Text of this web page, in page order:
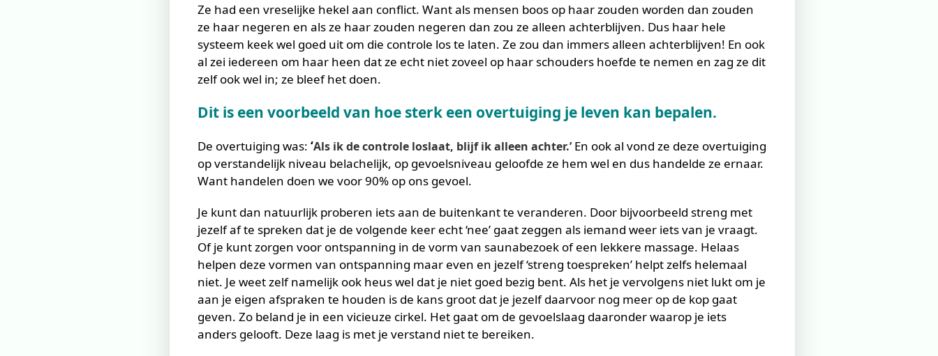
Ze had een vreselijke hekel aan conflict. Want als mensen boos op haar zouden worden dan zouden
ze haar negeren en als ze haar zouden negeren dan zou ze alleen achterblijven. Dus haar hele
systeem keek wel goed uit om die controle los te laten. Ze zou dan immers alleen achterblijven! En ook
al zei iedereen om haar heen dat ze echt niet zoveel op haar schouders hoefde te nemen en zag ze dit
zelf ook wel in; ze bleef het doen.
Dit is een voorbeeld van hoe sterk een overtuiging je leven kan bepalen.
De overtuiging was: ‘Als ik de controle loslaat, blijf ik alleen achter.’En ook al vond ze deze overtuiging
op verstandelijk niveau belachelijk, op gevoelsniveau geloofde ze hem wel en dus handelde ze ernaar.
Want handelen doen we voor 90% op ons gevoel.
Je kunt dan natuurlijk proberen iets aan de buitenkant te veranderen. Door bijvoorbeeld streng met
jezelf af te spreken dat je de volgende keer echt ‘nee’ gaat zeggen als iemand weer iets van je vraagt.
Of je kunt zorgen voor ontspanning in de vorm van saunabezoek of een lekkere massage. Helaas
helpen deze vormen van ontspanning maar even en jezelf ‘streng toespreken’ helpt zelfs helemaal
niet. Je weet zelf namelijk ook heus wel dat je niet goed bezig bent. Als het je vervolgens niet lukt om je
aan je eigen afspraken te houden is de kans groot dat je jezelf daarvoor nog meer op de kop gaat
geven. Zo beland je in een vicieuze cirkel. Het gaat om de gevoelslaag daaronder waarop je iets
anders gelooft. Deze laag is met je verstand niet te bereiken.